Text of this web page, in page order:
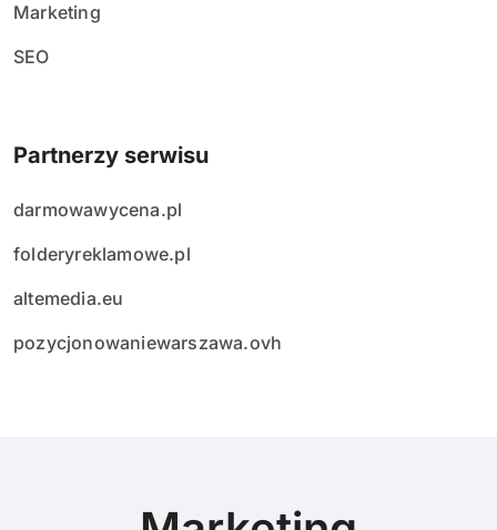
Marketing
SEO
Partnerzy serwisu
darmowawycena.pl
folderyreklamowe.pl
altemedia.eu
pozycjonowaniewarszawa.ovh